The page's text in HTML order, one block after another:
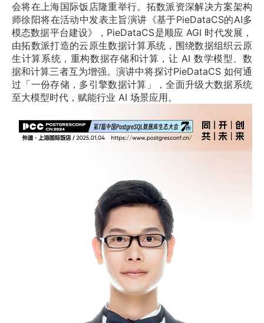
会将在上海国际饭店隆重举行。拓数派资深解决方案架构
师徐阳将在活动中发表主旨演讲《基于PieDataCS的AI多
模态数据平台建设》，PieDataCS是顺应 AGI 时代发展，
由拓数派打造的云原生数据计算系统，围绕数据组织云原
生计算系统，重构数据存储和计算，让 AI 数学模型、数
据和计算三者互为增强。演讲中将探讨PieDataCS 如何通
过「一份存储，多引擎数据计算」，全面升级大数据系统
至大模型时代，赋能行业 AI 场景应用。